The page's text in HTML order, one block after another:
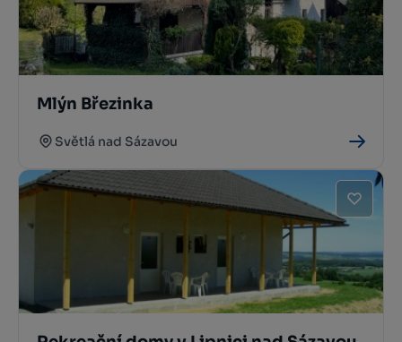
Mlýn Březinka
Světlá nad Sázavou